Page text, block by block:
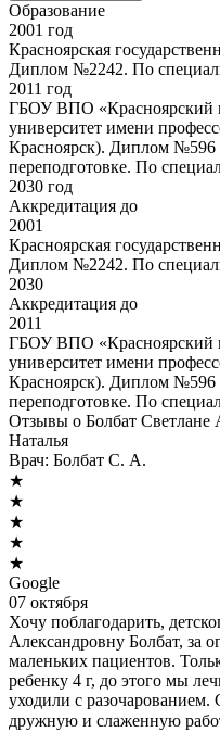
Образование
2001 год
Красноярская
Диплом №2242. По
2011 год
ГБОУ ВПО «Красноярский
университет имени
Красноярск). Диплом №596
переподготовке. По
2030 год
Аккредитация до
2001
Красноярская
Диплом №2242. По
2030
Аккредитация до
2011
ГБОУ ВПО «Красноярский
университет имени
Красноярск). Диплом №596
переподготовке. По
Отзывы о Болбат Светлане
Наталья
Врач: Болбат С. А.
★
★
★
★
★
Google
07 октября
Хочу поблагодарить,
Александровну Болбат, за
маленьких пациентов.
ребенку 4 г, до этого мы
уходили с разочарованием.
дружную и слаженную